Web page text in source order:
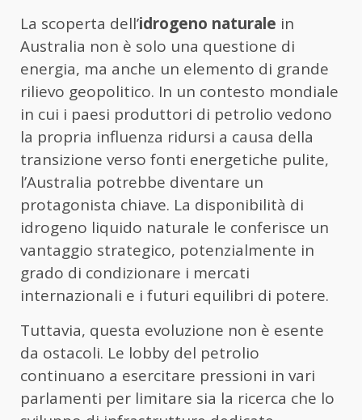
La scoperta dell’idrogeno naturale in
Australia non è solo una questione di
energia, ma anche un elemento di grande
rilievo geopolitico. In un contesto mondiale
in cui i paesi produttori di petrolio vedono
la propria influenza ridursi a causa della
transizione verso fonti energetiche pulite,
l’Australia potrebbe diventare un
protagonista chiave. La disponibilità di
idrogeno liquido naturale le conferisce un
vantaggio strategico, potenzialmente in
grado di condizionare i mercati
internazionali e i futuri equilibri di potere.
Tuttavia, questa evoluzione non è esente
da ostacoli. Le lobby del petrolio
continuano a esercitare pressioni in vari
parlamenti per limitare sia la ricerca che lo